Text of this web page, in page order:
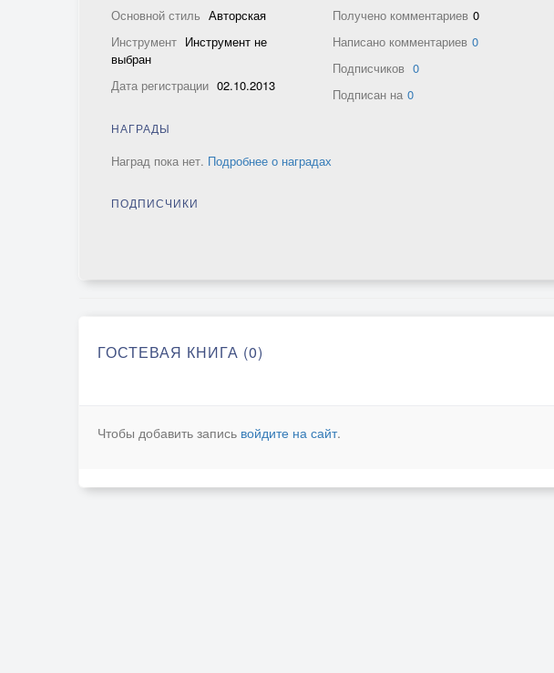
Основной стиль Авторская
Инструмент Инструмент не
выбран
Дата регистрации 02.10.2013
Получено комментариев 0
Написано комментариев 0
Подписчиков 0
Подписан на 0
НАГРАДЫ
Наград пока нет. Подробнее о наградах
ПОДПИСЧИКИ
ГОСТЕВАЯ КНИГА (0)
Чтобы добавить запись войдите на сайт.